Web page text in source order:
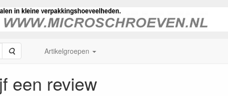
Zoeken Artikelgroepen
een review